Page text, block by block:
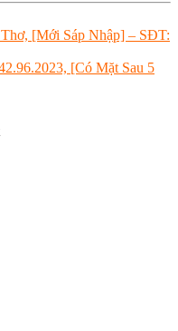
[Mới Sáp Nhập] – SĐT:
[Có Mặt Sau 5